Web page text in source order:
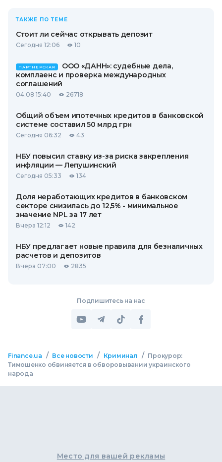
ТАКЖЕ ПО ТЕМЕ
Стоит ли сейчас открывать депозит
Сегодня 12:06 10
ПАРТНЕРСКАЯ
ООО «ДАНН»: судебные дела,
комплаенс и проверка международных
соглашений
04.08 15:40 26718
Общий объем ипотечных кредитов в банковской
системе составил 50 млрд грн
Сегодня 06:32 43
НБУ повысил ставку из-за риска закрепления
инфляции — Лепушинский
Сегодня 05:33 134
Доля неработающих кредитов в банковском
секторе снизилась до 12,5% - минимальное
значение NPL за 17 лет
Вчера 12:12 142
НБУ предлагает новые правила для безналичных
расчетов и депозитов
Вчера 07:00 2835
Подпишитесь на нас
Finance.ua / Все новости / Криминал / Прокурор:
Тимошенко обвиняется в обворовывании украинского
народа
Место для вашей рекламы